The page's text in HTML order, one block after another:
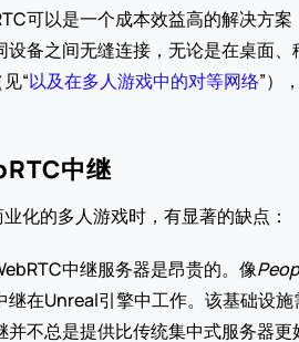
可以是一个成本效益高的解决方
备之间无缝连接，无论是在桌面、
“以及在多人游戏中的对等网络”）
中继
化的多人游戏时，有显著的缺点：
中继服务器是昂贵的。像
在Unreal引擎中工作。该基础设施
不总是提供比传统集中式服务器